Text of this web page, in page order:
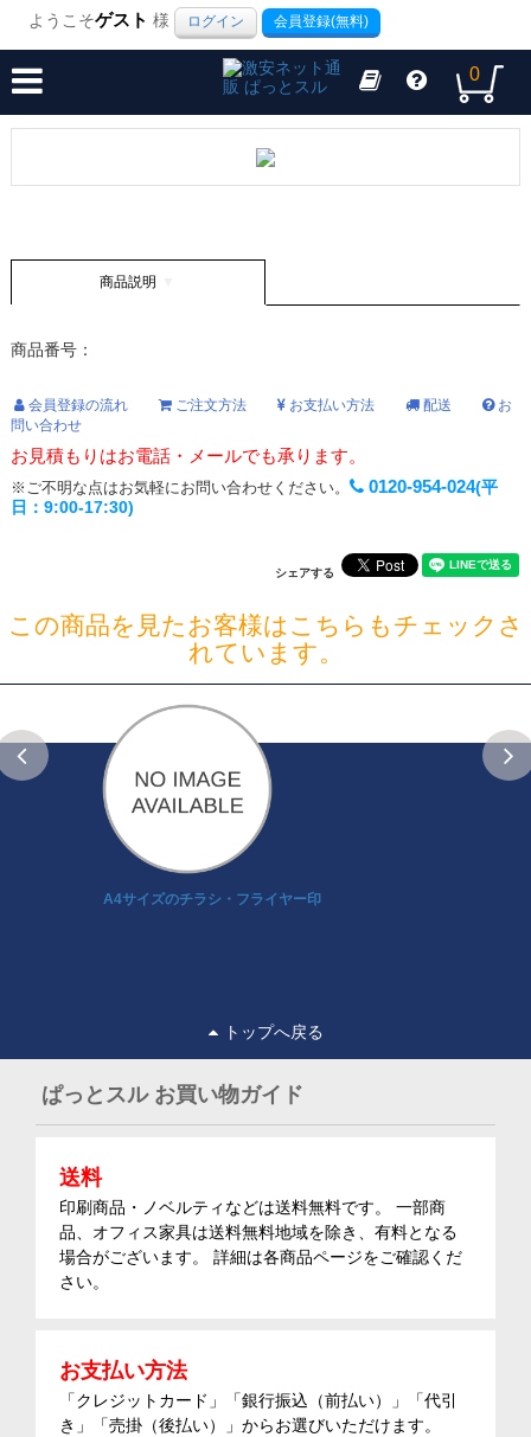
ようこそゲスト 様 ログイン 会員登録(無料)
0
商品説明
商品番号：
会員登録の流れ ご注文方法 お支払い方法 配送
お
問い合わせ
お見積もりはお電話・メールでも承ります。
※ご不明な点はお気軽にお問い合わせください。 0120-954-024(平
日：9:00-17:30)
シェアする
この商品を見たお客様はこちらもチェックさ
れています。
A4サイズのチラシ・フライヤー印
トップへ戻る
ぱっとスル お買い物ガイド
送料
印刷商品・ノベルティなどは送料無料です。 一部商
品、オフィス家具は送料無料地域を除き、有料となる
場合がございます。 詳細は各商品ページをご確認くだ
さい。
お支払い方法
「クレジットカード」「銀行振込（前払い）」「代引
き」「売掛（後払い）」からお選びいただけます。